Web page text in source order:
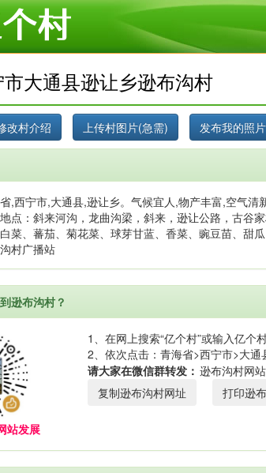
大通县逊让乡逊布沟村
,西宁市,大通县,逊让乡。气候宜人,物产丰富,空气清
点：斜来河沟，龙曲沟梁，斜来，逊让公路，古谷
菜、蕃茄、菊花菜、球芽甘蓝、香菜、豌豆苗、甜
村广播站
逊布沟村？
站发展
1、在网上搜索“亿个村”或输入亿个
2、依次点击：青海省>西宁市>大通
请大家在微信群转发：
复制逊布沟村网址
打印逊